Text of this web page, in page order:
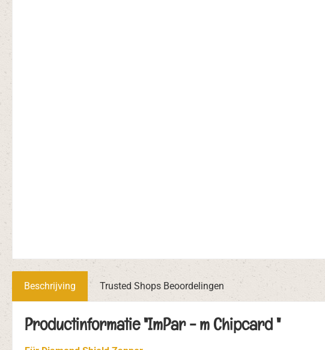
Beschrijving Trusted Shops Beoordelingen
Productinformatie "ImPar - m Chipcard "